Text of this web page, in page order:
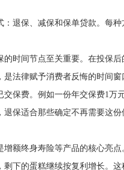
退保、减保和保单贷款。每
时间节点至关重要。在投保后
法律赋予消费者反悔的时间
保费。例如一份年交保费1万
保适合那些确定不再需要这
额终身寿险等产品的核心亮
下的蛋糕继续按复利增长。这